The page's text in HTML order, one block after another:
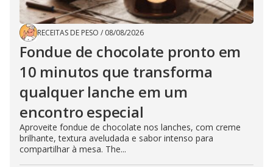
RECEITAS DE PESO / 08/08/2026
Fondue de chocolate pronto em
10 minutos que transforma
qualquer lanche em um
encontro especial
Aproveite fondue de chocolate nos lanches, com creme
brilhante, textura aveludada e sabor intenso para
compartilhar à mesa. The...